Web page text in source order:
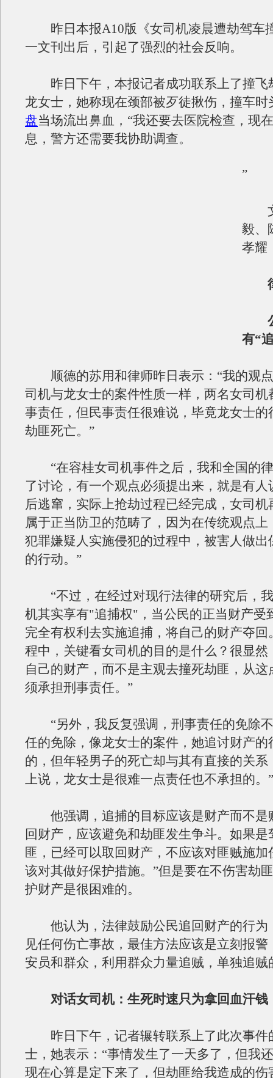
昨日本报A10版《女司机凌晨遭劫驾车
一文刊出后，引起了强烈的社会反响。
昨日下午，本报记者成功联系上了撞飞
龙女士，她称现在颈部被歹徒揪伤，撞车时
盘当场流出鼻血，“我还要去医院检查，现
息，警方还需要我协助调查。
”
文/
毅、
孝耀
律
公
有“
顺德的苏用和律师昨日表示：“我的观
司机与龙女士的案件性质一样，两名女司机
事责任，但民事责任很难说，毕竟龙女士的
劫匪死亡。”
“在容桂女司机事件之后，我和全国的
了讨论，有一个观点必须提出来，就是有人
后逃窜，实际上抢劫过程已经完成，女司机
属于正当防卫的范畴了，因为在传统观点上
犯罪嫌疑人实施侵犯的过程中，被害人做出
的行动。”
“不过，在经过对现行法律的研究后，
机其实享有"追捕权"，当公民的正当财产受
完全有权利去实施追捕，将自己的财产夺回
程中，关键看女司机的目的是什么？很显然
自己的财产，而不是主观去撞死劫匪，从这
须承担刑事责任。”
“另外，我反复强调，刑事责任的免除
任的免除，像龙女士的案件，她追讨财产的
的，但年轻男子的死亡却与其有直接的关系
上说，龙女士是很难一点责任也不承担的。”
他强调，追捕的目标应该是财产而不是
回财产，应该避免和劫匪发生争斗。如果是
匪，已经可以取回财产，不应该对匪贼施加
该对其做好保护措施。”但是要在不伤害劫
护财产是很困难的。
他认为，法律鼓励公民追回财产的行为
见任何伤亡事故，最佳方法应该是立刻报警
安员和群众，利用群众力量追贼，单独追贼
对话女司机：生死时速只为拿回血汗钱
昨日下午，记者辗转联系上了此次事件
士，她表示：“事情发生了一天多了，但我
现在心算是定下来了，但劫匪给我造成的伤